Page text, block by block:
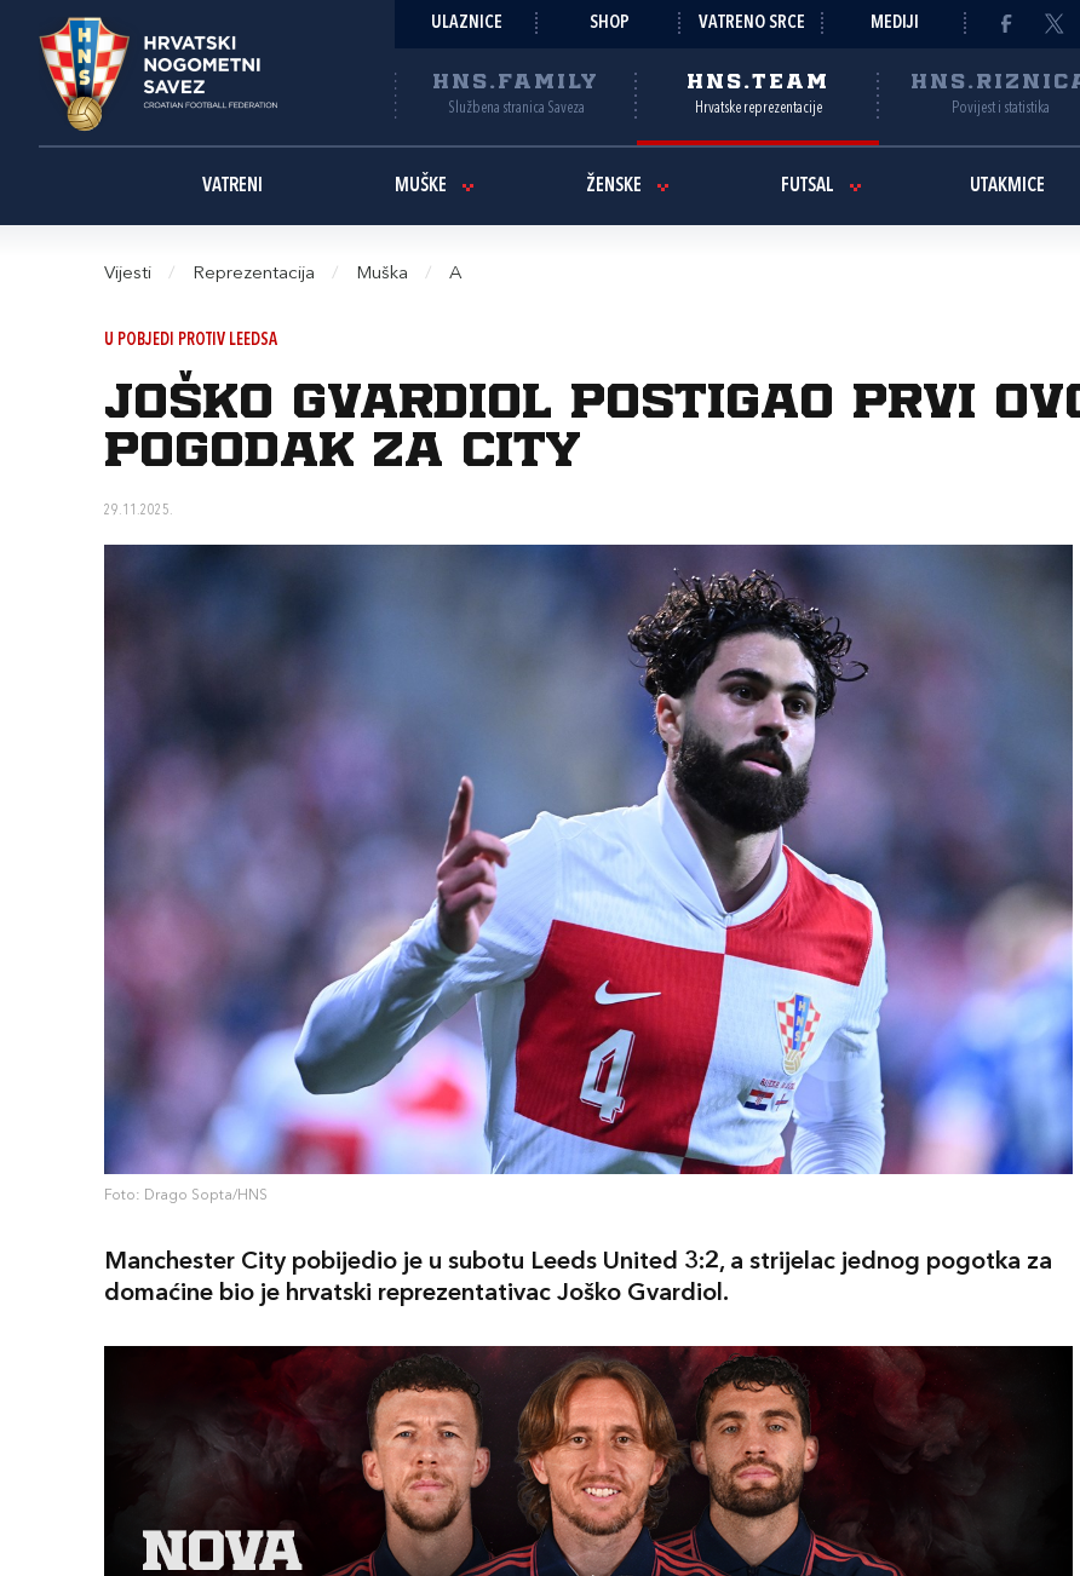
ULAZNICE SHOP VATRENO SRCE MEDIJI
HNS.FAMILY
Službena stranica Saveza
HNS.TEAM
Hrvatske reprezentacije Povijest i statistika
VATRENI MUŠKE ŽENSKE FUTSAL UTAKMICE
Vijesti / Reprezentacija / Muška / A
U POBJEDI PROTIV LEEDSA
Joško Gvardiol postigao prvi
pogodak za City
29.11.2025.
Foto: Drago Sopta/HNS
Manchester City pobijedio je u subotu Leeds United 3:2, a strijelac jednog pogotka za
domaćine bio je hrvatski reprezentativac Joško Gvardiol.